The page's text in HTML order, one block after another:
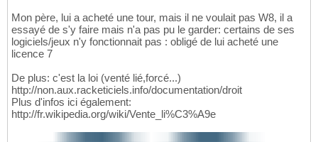
Mon père, lui a acheté une tour, mais il ne voulait pas W8, il a
essayé de s'y faire mais n'a pas pu le garder: certains de ses
logiciels/jeux n'y fonctionnait pas : obligé de lui acheté une
licence 7
De plus: c'est la loi (venté lié,forcé...)
http://non.aux.racketiciels.info/documentation/droit
Plus d'infos ici également:
http://fr.wikipedia.org/wiki/Vente_li%C3%A9e